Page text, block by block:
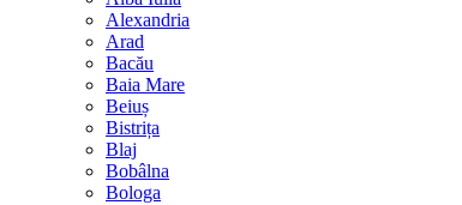
Alexandria
Arad
Bacău
Baia Mare
Beiuș
Bistrița
Blaj
Bobâlna
Bologa